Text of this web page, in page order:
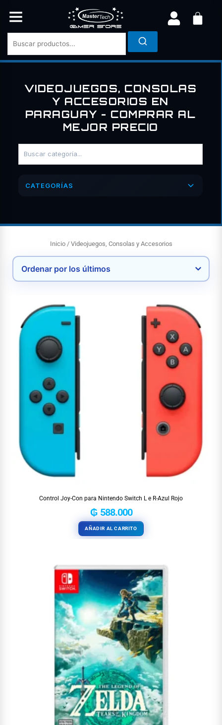
VIDEOJUEGOS, CONSOLAS
Y ACCESORIOS EN
PARAGUAY - COMPRAR AL
MEJOR PRECIO
CATEGORÍAS
Inicio/ Videojuegos, Consolas y Accesorios
Control Joy-Con para Nintendo Switch L e R-Azul Rojo
₲588.000
AÑADIR AL CARRITO